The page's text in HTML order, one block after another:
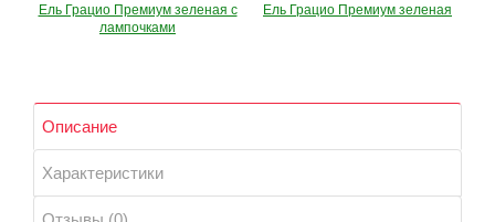
Ель Грацио Премиум зеленая с
лампочками
Ель Грацио Премиум зеленая
Описание
Характеристики